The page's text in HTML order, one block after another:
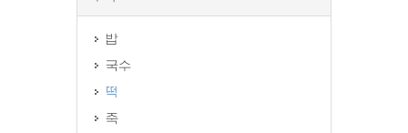
밥
국수
떡
죽